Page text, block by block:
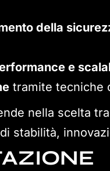
della
e
tramite tecniche
nella scelta tra
stabilità,